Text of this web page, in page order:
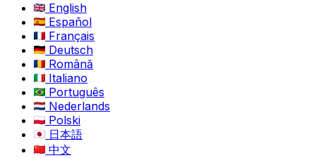
English
Español
Français
Deutsch
Română
Italiano
Português
Nederlands
Polski
日本語
中文